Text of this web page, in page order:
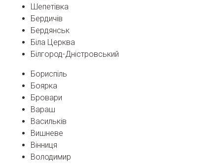
Шепетівка
Бердичів
Бердянськ
Біла Церква
Білгород-Дністровський
Бориспіль
Боярка
Бровари
Вараш
Васильків
Вишневе
Вінниця
Володимир